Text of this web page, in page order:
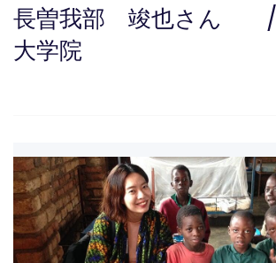
長曽我部 竣也さん /
大学院